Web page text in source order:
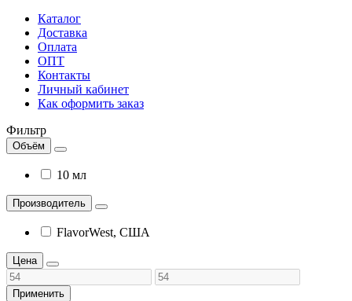
Каталог
Доставка
Оплата
ОПТ
Контакты
Личный кабинет
Как оформить заказ
Фильтр
Объём
10 мл
Производитель
FlavorWest, США
Цена
Применить